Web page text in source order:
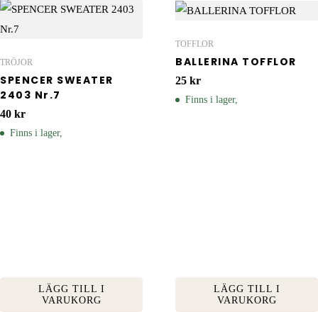
TRÖJOR
SPENCER SWEATER
2403 Nr.7
40 kr
Finns i lager,
LÄGG TILL I
VARUKORG
TOFFLOR
BALLERINA TOFFLOR
25 kr
Finns i lager,
LÄGG TILL I
VARUKORG